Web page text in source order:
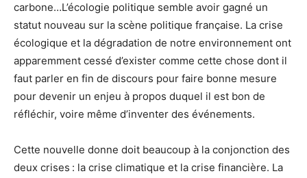
carbone…L’écologie politique semble avoir gagné un
statut nouveau sur la scène politique française. La crise
écologique et la dégradation de notre environnement ont
apparemment cessé d’exister comme cette chose dont il
faut parler en fin de discours pour faire bonne mesure
pour devenir un enjeu à propos duquel il est bon de
réfléchir, voire même d’inventer des événements.
Cette nouvelle donne doit beaucoup à la conjonction des
deux crises : la crise climatique et la crise financière. La